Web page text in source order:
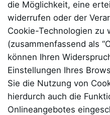
die Möglichkeit, eine
widerrufen oder der
Cookie-Technologien zu
(zusammenfassend als
können Ihren
Einstellungen Ihres
Sie die Nutzung von
hierdurch auch die
Onlineangebotes